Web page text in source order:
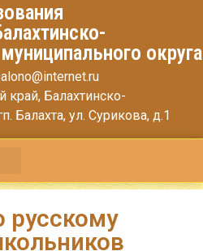
округа
край, Балахтинско-
Балахта, ул. Сурикова, д.1
русскому